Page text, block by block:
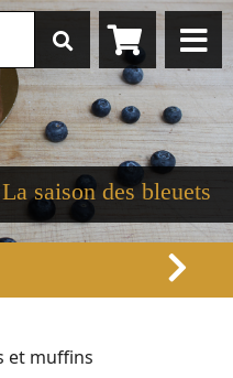
La saison des bleuets
et muffins